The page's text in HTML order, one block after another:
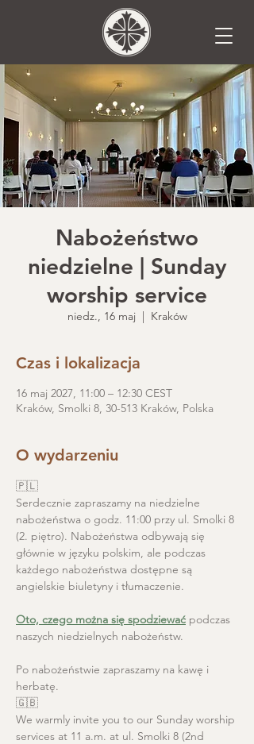
Nabożeństwo
niedzielne | Sunday
worship service
niedz., 16 maj
  |
Kraków
Czas i lokalizacja
16 maj 2027, 11:00 – 12:30 CEST
Kraków, Smolki 8, 30-513 Kraków, Polska
O wydarzeniu
🇵🇱
Serdecznie zapraszamy na niedzielne
nabożeństwa o godz. 11:00 przy ul. Smolki 8
(2. piętro). Nabożeństwa odbywają się
głównie w języku polskim, ale podczas
każdego nabożeństwa dostępne są
angielskie biuletyny i tłumaczenie.
Oto, czego można się spodziewać podczas
naszych niedzielnych nabożeństw.
Po nabożeństwie zapraszamy na kawę i
herbatę.
🇬🇧
We warmly invite you to our Sunday worship
services at 11 a.m. at ul. Smolki 8 (2nd